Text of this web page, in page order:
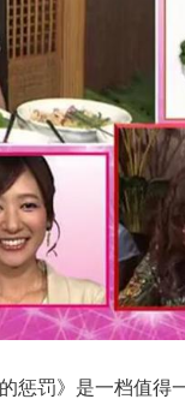
罚》是一档值得